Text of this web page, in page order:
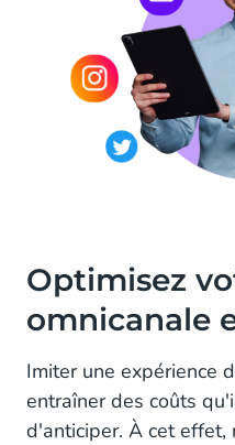
Optimisez
omnicanale
Imiter une expérience
entraîner des coûts
d'anticiper. À cet effet,